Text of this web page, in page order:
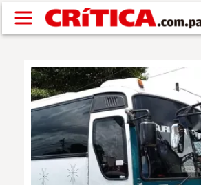
Pasar al contenido principal
SUCESOS
NACIONAL
POLÍTICA